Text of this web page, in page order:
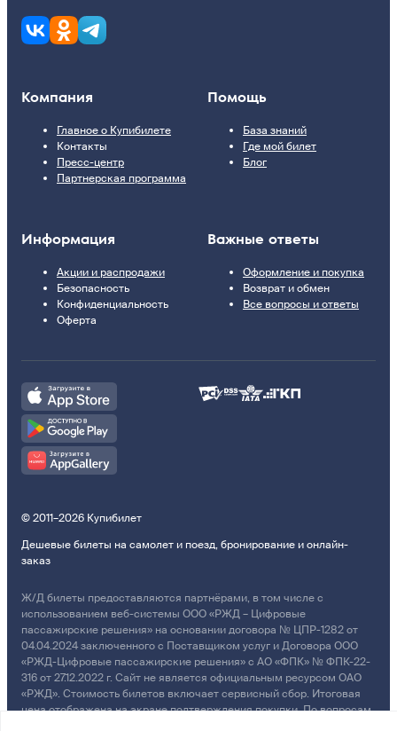
Компания
Главное о Купибилете
Контакты
Пресс-центр
Партнерская программа
Помощь
База знаний
Где мой билет
Блог
Информация
Акции и распродажи
Безопасность
Конфиденциальность
Оферта
Важные ответы
Оформление и покупка
Возврат и обмен
Все вопросы и ответы
© 2011–2026 Купибилет
Дешевые билеты на самолет и поезд, бронирование и онлайн-
заказ
Ж/Д билеты предоставляются партнёрами, в том числе с
использованием веб-системы ООО «РЖД – Цифровые
пассажирские решения» на основании договора № ЦПР-1282 от
04.04.2024 заключенного с Поставщиком услуг и Договора ООО
«РЖД-Цифровые пассажирские решения» с АО «ФПК» № ФПК-22-
316 от 27.12.2022 г. Сайт не является официальным ресурсом ОАО
«РЖД». Стоимость билетов включает сервисный сбор. Итоговая
цена отображена на экране подтверждения покупки. По вопросам